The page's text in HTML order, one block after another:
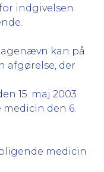
indgivelsen
kan på
afgørelse, der
15. maj 2003
den 6.
medicin